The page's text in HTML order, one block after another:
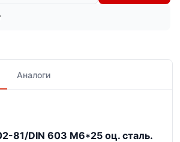
Аналоги
81/DIN 603 М6*25 оц. сталь.